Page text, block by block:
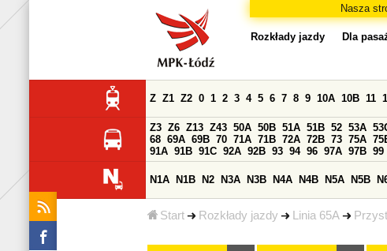
Nasza
Start Rozkłady jazdy Linia 65A
Rozkłady jazdy Dla
Z Z1 Z2 0 1 2 3 4 5 6 7 8 9 10A 10B 11
Z3 Z6 Z13 Z43 50A 50B 51A 51B 52 53A
68 69A 69B 70 71A 71B 72A 72B 73 75A
91A 91B 91C 92A 92B 93 94 96 97A 97B 99
N1A N1B N2 N3A N3B N4A N4B N5A N5B